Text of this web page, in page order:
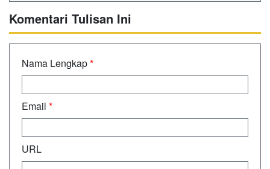
Komentari Tulisan Ini
Nama Lengkap*
Email *
URL